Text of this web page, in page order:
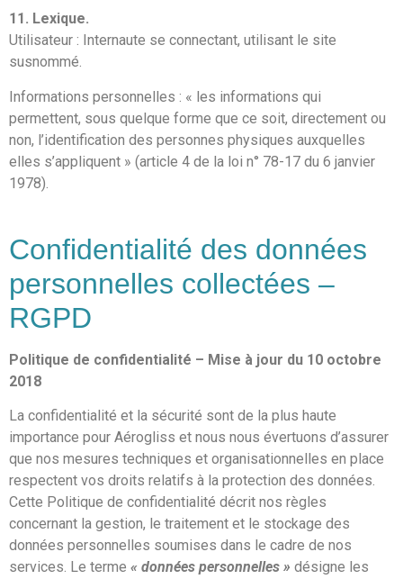
11. Lexique.
Utilisateur : Internaute se connectant, utilisant le site
susnommé.
Informations personnelles : « les informations qui
permettent, sous quelque forme que ce soit, directement ou
non, l’identification des personnes physiques auxquelles
elles s’appliquent » (article 4 de la loi n° 78-17 du 6 janvier
1978).
Confidentialité des données
personnelles collectées –
RGPD
Politique de confidentialité – Mise à jour du 10 octobre
2018
La confidentialité et la sécurité sont de la plus haute
importance pour Aérogliss et nous nous évertuons d’assurer
que nos mesures techniques et organisationnelles en place
respectent vos droits relatifs à la protection des données.
Cette Politique de confidentialité décrit nos règles
concernant la gestion, le traitement et le stockage des
données personnelles soumises dans le cadre de nos
services. Le terme « données personnelles » désigne les